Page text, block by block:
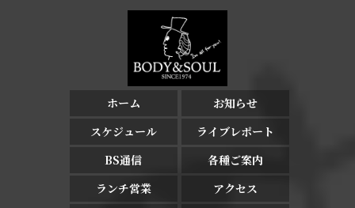
ホーム
お知らせ
スケジュール
ライブレポート
BS通信
各種ご案内
ランチ営業
アクセス